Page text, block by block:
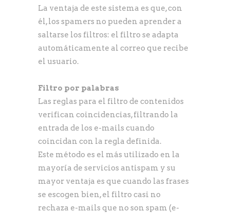
La ventaja de este sistema es que, con
él, los spamers no pueden aprender a
saltarse los filtros: el filtro se adapta
automáticamente al correo que recibe
el usuario.
Filtro por palabras
Las reglas para el filtro de contenidos
verifican coincidencias, filtrando la
entrada de los e-mails cuando
coincidan con la regla definida.
Este método es el más utilizado en la
mayoría de servicios antispam y su
mayor ventaja es que cuando las frases
se escogen bien, el filtro casi no
rechaza e-mails que no son spam (e-